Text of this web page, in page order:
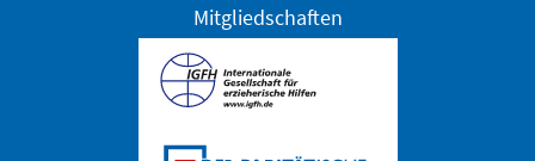
Mitgliedschaften